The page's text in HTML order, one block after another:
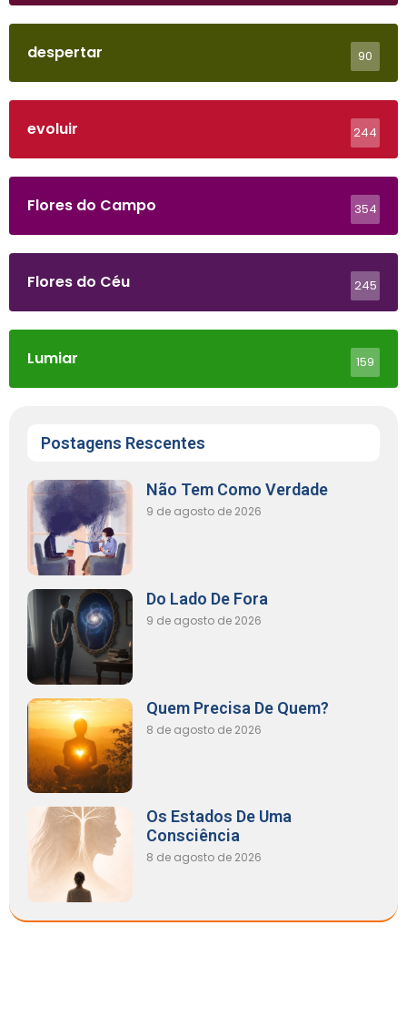
despertar 90
evoluir 244
Flores do Campo 354
Flores do Céu 245
Lumiar 159
Postagens Rescentes
Não Tem Como Verdade
9 de agosto de 2026
Do Lado De Fora
9 de agosto de 2026
Quem Precisa De Quem?
8 de agosto de 2026
Os Estados De Uma
Consciência
8 de agosto de 2026